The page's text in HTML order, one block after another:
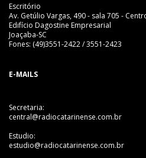
Escritório
Av. Getúlio Vargas, 490 - sala 705 -
Edifício Dagostine Empresarial
Joaçaba-SC
Fones: (49)3551-2422 / 3551-2423
E-MAILS
Secretaria:
central@radiocatarinense.com.br
Estudio:
estudio@radiocatarinense.com.br